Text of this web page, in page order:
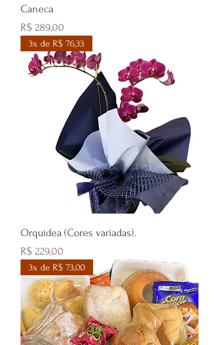
Caneca
Preço
R$ 289,00
3x de R$ 76,33
Orquídea (Cores variadas).
Preço
R$ 229,00
3x de R$ 73,00